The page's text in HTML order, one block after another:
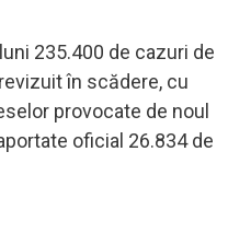
235.400 de cazuri de
în scădere, cu
provocate de noul
oficial 26.834 de